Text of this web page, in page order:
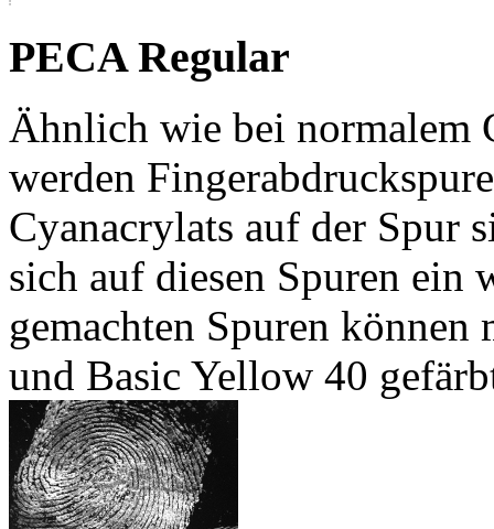
PECA Regular
Ähnlich wie bei normalem
werden
Cyanacrylats auf der Spur
sich auf diesen Spuren ein
gemachten Spuren
und Basic Yellow 40